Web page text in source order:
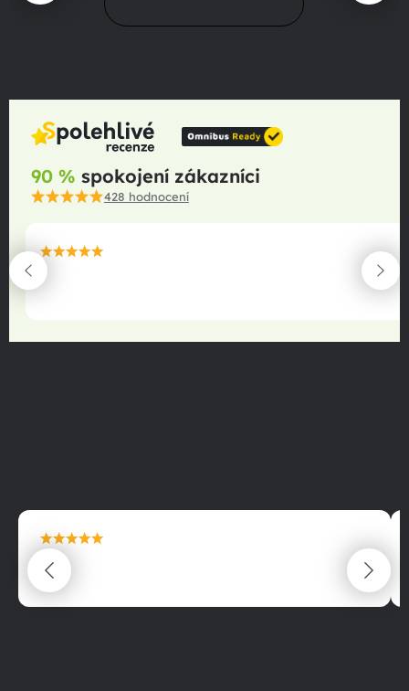
90 % spokojení zákazníci
428 hodnocení
maximální spokojenost
22.06.2025
maximální spokojenost
22.06.2025